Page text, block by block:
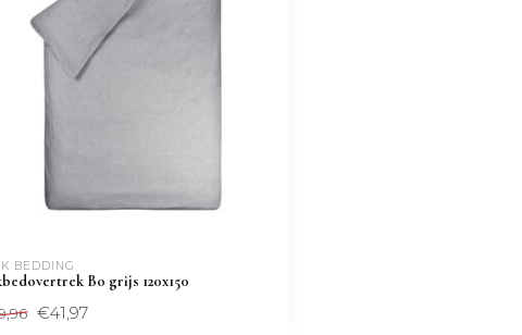
BEDDING
Bo grijs 120x150
€41,97